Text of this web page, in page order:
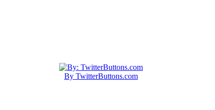
By TwitterButtons.com